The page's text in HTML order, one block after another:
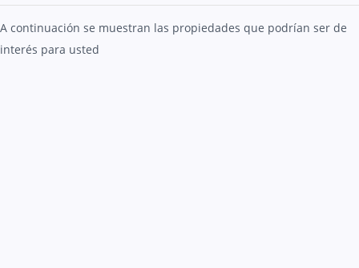
A continuación se muestran las propiedades que podrían ser de
interés para usted